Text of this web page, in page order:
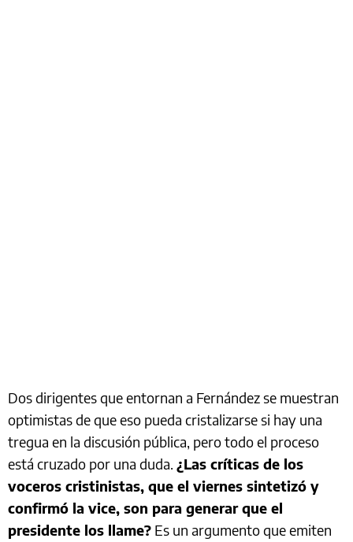
Dos dirigentes que entornan a Fernández se muestran
optimistas de que eso pueda cristalizarse si hay una
tregua en la discusión pública, pero todo el proceso
está cruzado por una duda. ¿Las críticas de los
voceros cristinistas, que el viernes sintetizó y
confirmó la vice, son para generar que el
presidente los llame? Es un argumento que emiten